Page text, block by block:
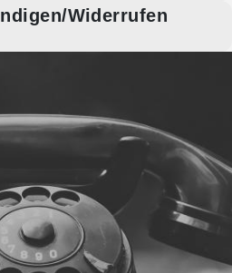
Widerrufen